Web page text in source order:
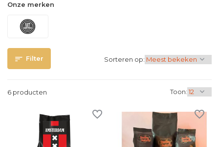
Onze merken
Filter
6 producten Toon:
Sorteren op: